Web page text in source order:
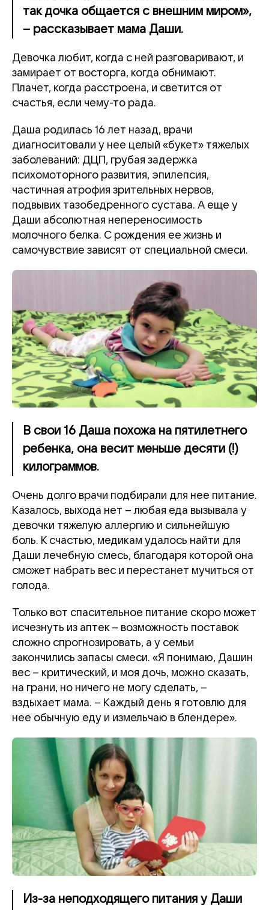
так дочка общается с внешним миром»,
– рассказывает мама Даши.
Девочка любит, когда с ней разговаривают, и
замирает от восторга, когда обнимают.
Плачет, когда расстроена, и светится от
счастья, если чему-то рада.
Даша родилась 16 лет назад, врачи
диагноситовали у нее целый «букет» тяжелых
заболеваний: ДЦП, грубая задержка
психомоторного развития, эпилепсия,
частичная атрофия зрительных нервов,
подвывих тазобедренного сустава. А еще у
Даши абсолютная непереносимость
молочного белка. С рождения ее жизнь и
самочувствие зависят от специальной смеси.
В свои 16 Даша похожа на пятилетнего
ребенка, она весит меньше десяти (!)
килограммов.
Очень долго врачи подбирали для нее питание.
Казалось, выхода нет – любая еда вызывала у
девочки тяжелую аллергию и сильнейшую
боль. К счастью, медикам удалось найти для
Даши лечебную смесь, благодаря которой она
сможет набрать вес и перестанет мучиться от
голода.
Только вот спасительное питание скоро может
исчезнуть из аптек – возможность поставок
сложно спрогнозировать, а у семьи
закончились запасы смеси. «Я понимаю, Дашин
вес – критический, и моя дочь, можно сказать,
на грани, но ничего не могу сделать, –
вздыхает мама. – Каждый день я готовлю для
нее обычную еду и измельчаю в блендере».
Из-за неподходящего питания у Даши